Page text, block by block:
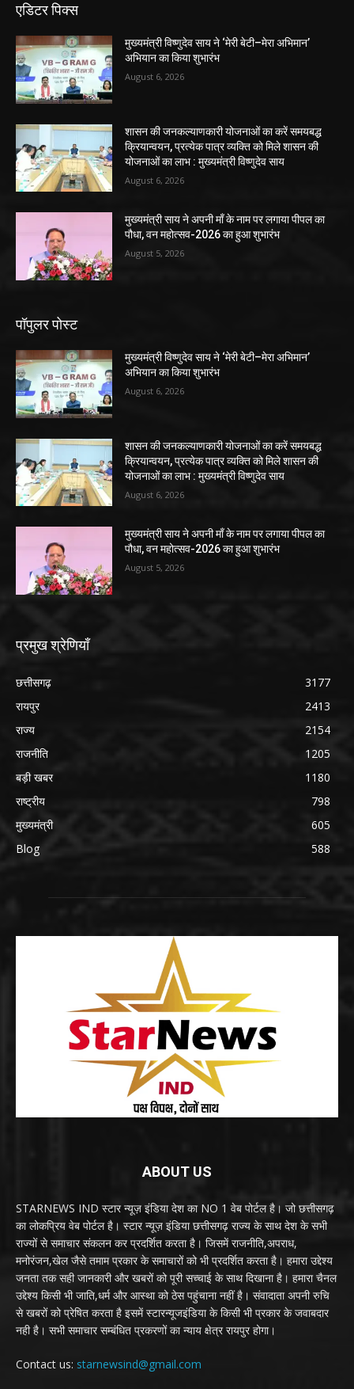
एडिटर पिक्स
मुख्यमंत्री विष्णुदेव साय ने ‘मेरी बेटी–मेरा अभिमान’
अभियान का किया शुभारंभ
August 6, 2026
शासन की जनकल्याणकारी योजनाओं का करें समयबद्ध
क्रियान्वयन, प्रत्येक पात्र व्यक्ति को मिले शासन की
योजनाओं का लाभ : मुख्यमंत्री विष्णुदेव साय
August 6, 2026
मुख्यमंत्री साय ने अपनी माँ के नाम पर लगाया पीपल का
पौधा, वन महोत्सव-2026 का हुआ शुभारंभ
August 5, 2026
पॉपुलर पोस्ट
मुख्यमंत्री विष्णुदेव साय ने ‘मेरी बेटी–मेरा अभिमान’
अभियान का किया शुभारंभ
August 6, 2026
शासन की जनकल्याणकारी योजनाओं का करें समयबद्ध
क्रियान्वयन, प्रत्येक पात्र व्यक्ति को मिले शासन की
योजनाओं का लाभ : मुख्यमंत्री विष्णुदेव साय
August 6, 2026
मुख्यमंत्री साय ने अपनी माँ के नाम पर लगाया पीपल का
पौधा, वन महोत्सव-2026 का हुआ शुभारंभ
August 5, 2026
प्रमुख श्रेणियाँ
छत्तीसगढ़
3177
रायपुर
2413
राज्य
2154
राजनीति
1205
बड़ी खबर
1180
राष्ट्रीय
798
मुख्यमंत्री
605
Blog
588
ABOUT US
STARNEWS IND स्टार न्यूज़ इंडिया देश का NO 1 वेब पोर्टल है। जो छत्तीसगढ़
का लोकप्रिय वेब पोर्टल है। स्टार न्यूज़ इंडिया छत्तीसगढ़ राज्य के साथ देश के सभी
राज्यों से समाचार संकलन कर प्रदर्शित करता है। जिसमें राजनीति,अपराध,
मनोरंजन,खेल जैसे तमाम प्रकार के समाचारों को भी प्रदर्शित करता है। हमारा उद्देश्य
जनता तक सही जानकारी और खबरों को पूरी सच्चाई के साथ दिखाना है। हमारा चैनल
उद्देश्य किसी भी जाति,धर्म और आस्था को ठेस पहुंचाना नहीं है। संवादाता अपनी रुचि
से खबरों को प्रेषित करता है इसमें स्टारन्यूजइंडिया के किसी भी प्रकार के जवाबदार
नही है। सभी समाचार सम्बंधित प्रकरणों का न्याय क्षेत्र रायपुर होगा।
Contact us: starnewsind@gmail.com